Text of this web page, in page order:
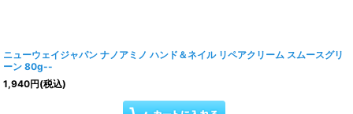
ニューウェイジャパン ナノアミノ ハンド＆ネイル リペアクリーム スムースグリ
ーン 80g--
1,940円(税込)